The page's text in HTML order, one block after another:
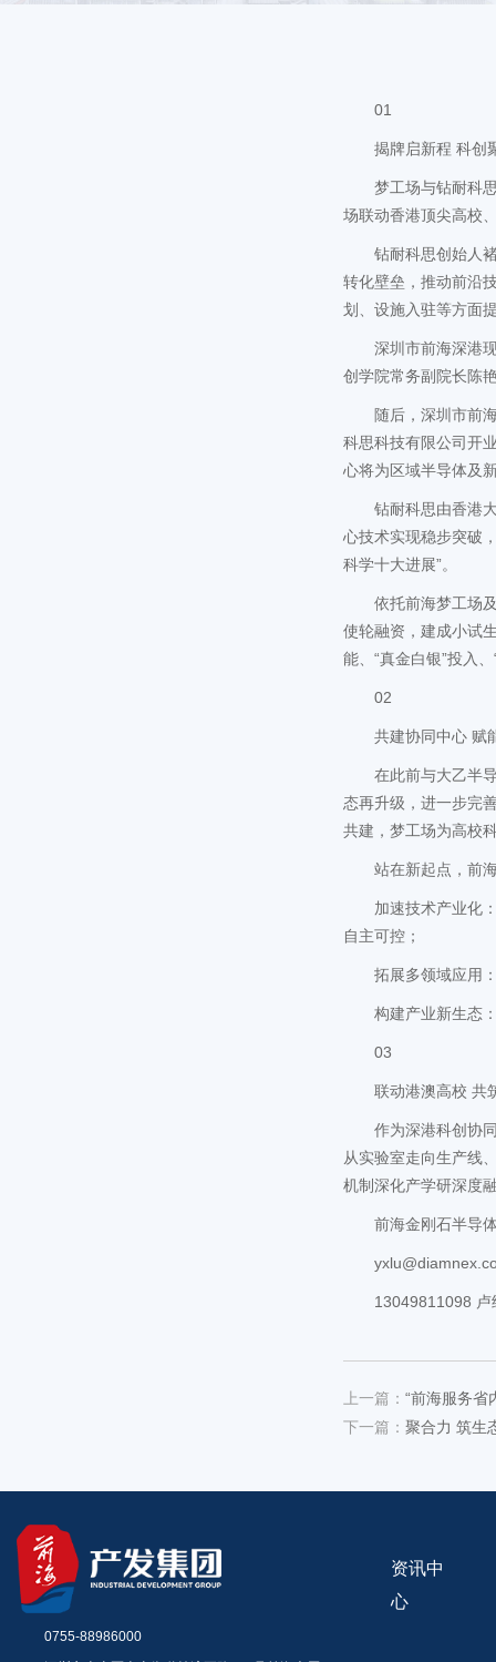
01
揭牌启新程 科创
梦工场与钻耐科
场联动香港顶尖高校
钻耐科思创始人
转化壁垒，推动前沿
划、设施入驻等方面
深圳市前海深港
创学院常务副院长陈
随后，深圳市前
科思科技有限公司开
心将为区域半导体及
钻耐科思由香港
心技术实现稳步突破
科学十大进展”。
依托前海梦工场
使轮融资，建成小试
能、“真金白银”投入
02
共建协同中心 赋
在此前与大乙半
态再升级，进一步完
共建，梦工场为高校
站在新起点，前
加速技术产业化
自主可控；
拓展多领域应用
构建产业新生态
03
联动港澳高校 共
作为深港科创协
从实验室走向生产线
机制深化产学研深度
前海金刚石半导
13049811098 卢
上一篇： “前海服务
下一篇： 聚合力 筑生
0755-88986000
资讯中
心